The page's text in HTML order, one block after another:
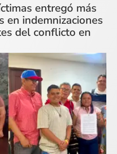
entregó más
en indemnizaciones
del conflicto en